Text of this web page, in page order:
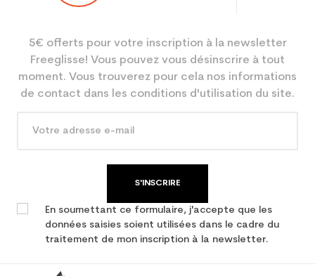
5€ offerts pour votre inscription à la newsletter
Freeglisse! Vous pouvez vous désinscrire à tout
moment. Vous trouverez pour cela nos informations
de contact dans les conditions d'utilisation du site.
S'INSCRIRE
En soumettant ce formulaire, j'accepte que les
données saisies soient utilisées dans le cadre du
traitement de mon inscription à la newsletter.